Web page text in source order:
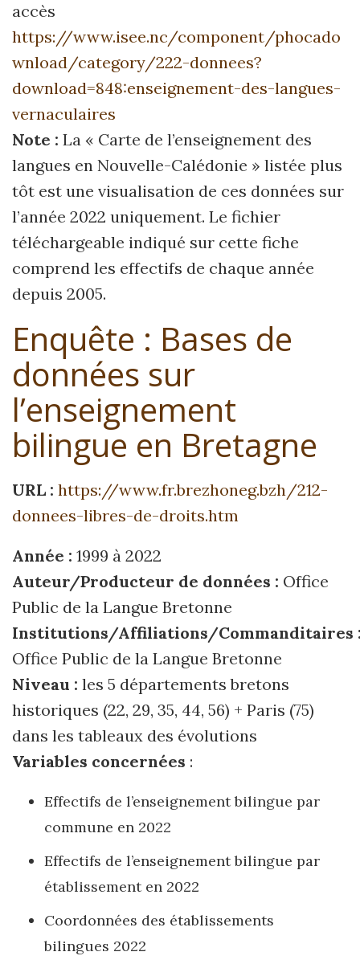
accès
https://www.isee.nc/component/phocado
wnload/category/222-donnees?
download=848:enseignement-des-langues-
vernaculaires
Note : La « Carte de l’enseignement des
langues en Nouvelle-Calédonie » listée plus
tôt est une visualisation de ces données sur
l’année 2022 uniquement. Le fichier
téléchargeable indiqué sur cette fiche
comprend les effectifs de chaque année
depuis 2005.
Enquête : Bases de
données sur
l’enseignement
bilingue en Bretagne
URL : https://www.fr.brezhoneg.bzh/212-
donnees-libres-de-droits.htm
Année : 1999 à 2022
Auteur/Producteur de données : Office
Public de la Langue Bretonne
Institutions/Affiliations/Commanditaires
Office Public de la Langue Bretonne
Niveau : les 5 départements bretons
historiques (22, 29, 35, 44, 56) + Paris (75)
dans les tableaux des évolutions
Variables concernées :
Effectifs de l’enseignement bilingue par
commune en 2022
Effectifs de l’enseignement bilingue par
établissement en 2022
Coordonnées des établissements
bilingues 2022